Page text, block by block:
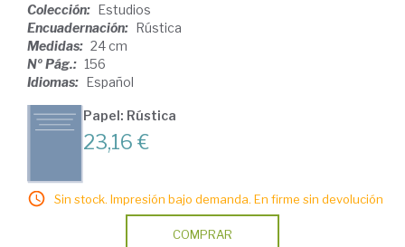
Colección: Estudios
Encuadernación: Rústica
Medidas: 24 cm
Nº Pág.: 156
Idiomas: Español
Papel: Rústica
23,16 €
Sin stock. Impresión bajo demanda. En firme sin devolución
COMPRAR